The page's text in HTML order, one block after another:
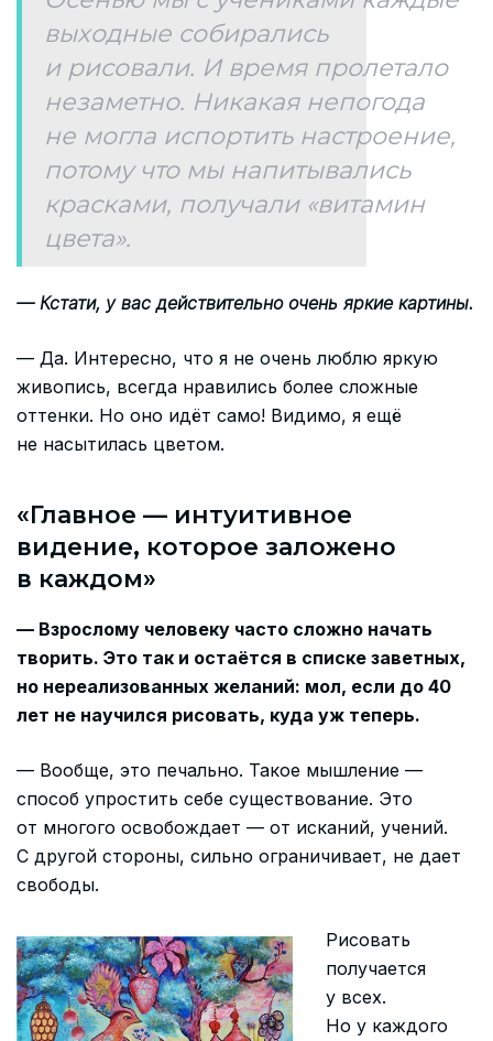
выходные собирались
и рисовали. И время пролетало
незаметно. Никакая непогода
не могла испортить настроение,
потому что мы напитывались
красками, получали «витамин
цвета».
— Кстати, у вас действительно очень яркие картины.
— Да. Интересно, что я не очень люблю яркую
живопись, всегда нравились более сложные
оттенки. Но оно идёт само! Видимо, я ещё
не насытилась цветом.
«Главное — интуитивное
видение, которое заложено
в каждом»
— Взрослому человеку часто сложно начать
творить. Это так и остаётся в списке заветных,
но нереализованных желаний: мол, если до 40
лет не научился рисовать, куда уж теперь.
— Вообще, это печально. Такое мышление —
способ упростить себе существование. Это
от многого освобождает — от исканий, учений.
С другой стороны, сильно ограничивает, не дает
свободы.
Рисовать
получается
у всех.
Но у каждого